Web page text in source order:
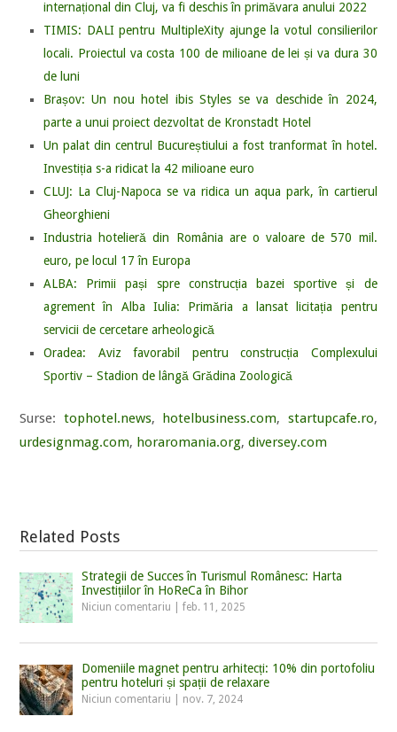
internațional din Cluj, va fi deschis în primăvara anului 2022
TIMIS: DALI pentru MultipleXity ajunge la votul consilierilor
locali. Proiectul va costa 100 de milioane de lei și va dura 30
de luni
Brașov: Un nou hotel ibis Styles se va deschide în 2024,
parte a unui proiect dezvoltat de Kronstadt Hotel
Un palat din centrul Bucureștiului a fost tranformat în hotel.
Investiția s-a ridicat la 42 milioane euro
CLUJ: La Cluj-Napoca se va ridica un aqua park, în cartierul
Gheorghieni
Industria hotelieră din România are o valoare de 570 mil.
euro, pe locul 17 în Europa
ALBA: Primii pași spre construcția bazei sportive și de
agrement în Alba Iulia: Primăria a lansat licitația pentru
servicii de cercetare arheologică
Oradea: Aviz favorabil pentru construcția Complexului
Sportiv – Stadion de lângă Grădina Zoologică
Surse: tophotel.news, hotelbusiness.com, startupcafe.ro,
urdesignmag.com, horaromania.org, diversey.com
Related Posts
Strategii de Succes în Turismul Românesc: Harta
Investițiilor în HoReCa în Bihor
Niciun comentariu |feb. 11, 2025
Domeniile magnet pentru arhitecți: 10% din portofoliu
pentru hoteluri și spații de relaxare
Niciun comentariu nov. 7, 2024